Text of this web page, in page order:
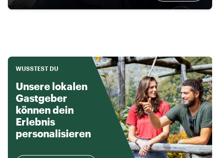
WUSSTEST DU
Unsere lokalen
Gastgeber
können dein
Erlebnis
personalisieren